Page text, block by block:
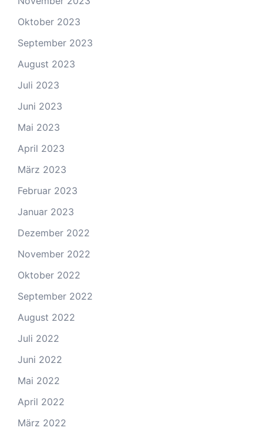
Oktober 2023
September 2023
August 2023
Juli 2023
Juni 2023
Mai 2023
April 2023
März 2023
Februar 2023
Januar 2023
Dezember 2022
November 2022
Oktober 2022
September 2022
August 2022
Juli 2022
Juni 2022
Mai 2022
April 2022
März 2022